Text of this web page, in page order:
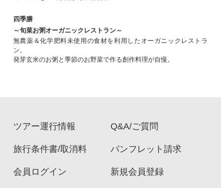
四季膳
～旬菜お粥オーガニックレストラン～
無農薬＆化学肥料未使用の食材を利用したオーガニックレストラ
ン。
発芽玄米のお粥と季節のお野菜で作る創作料理が自慢。
ツアー運行情報 Q&A/ご質問
旅行条件書/取消料 パンフレット請求
会員ログイン 新規会員登録